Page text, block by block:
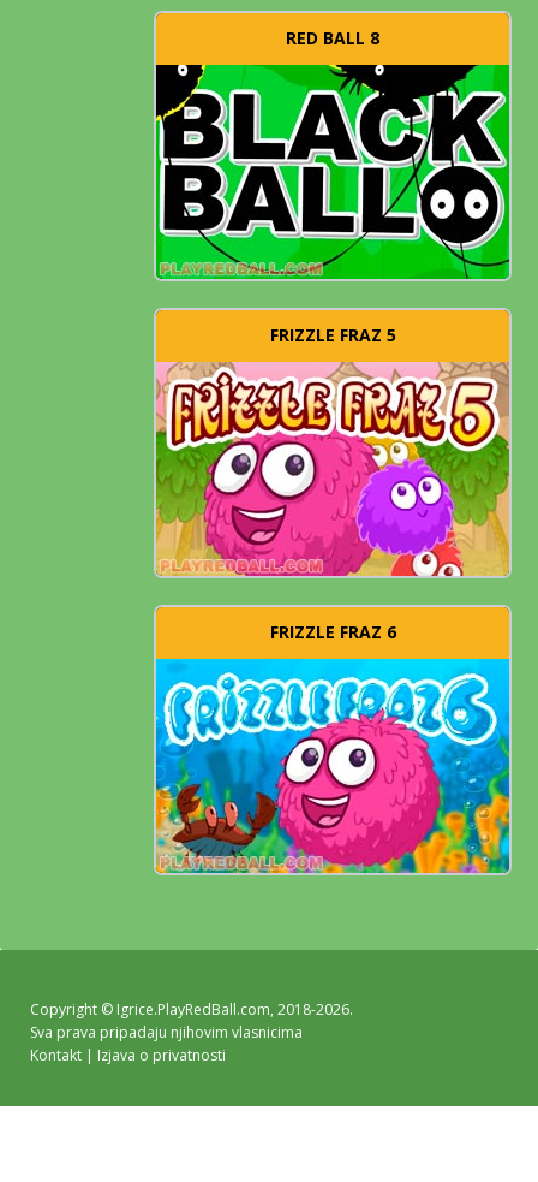
RED BALL 8
FRIZZLE FRAZ 5
FRIZZLE FRAZ 6
Copyright © Igrice.PlayRedBall.com, 2018-2026.
Sva prava pripadaju njihovim vlasnicima
Kontakt | Izjava o privatnosti